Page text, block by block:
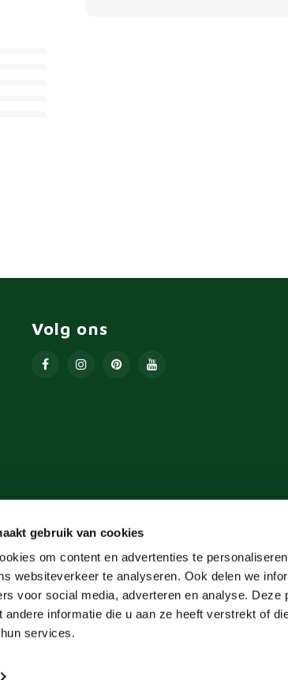
gebruik van cookies
om content en advertenties te
websiteverkeer te analyseren. Ook delen we
voor social media, adverteren en analyse. Deze
andere informatie die u aan ze heeft verstrekt of
services.
Volg ons